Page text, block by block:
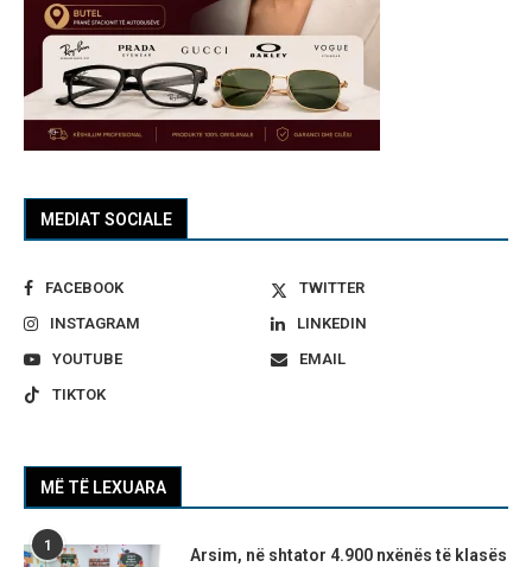
MEDIAT SOCIALE
FACEBOOK
TWITTER
INSTAGRAM
LINKEDIN
YOUTUBE
EMAIL
TIKTOK
MË TË LEXUARA
1
Arsim, në shtator 4.900 nxënës të klasës